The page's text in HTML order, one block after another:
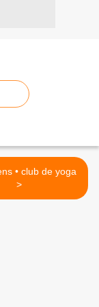
• club de yoga
>